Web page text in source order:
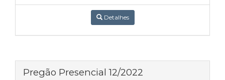
Detalhes
Pregão Presencial 12/2022